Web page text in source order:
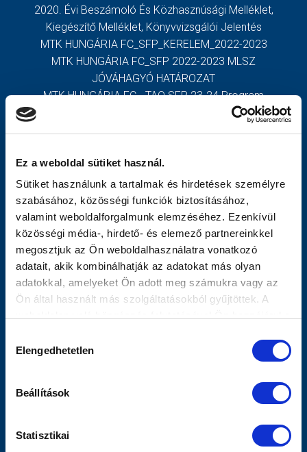
Ez a weboldal sütiket használ.
Sütiket használunk a tartalmak és hirdetések személyre
szabásához, közösségi funkciók biztosításához,
valamint weboldalforgalmunk elemzéséhez. Ezenkívül
közösségi média-, hirdető- és elemező partnereinkkel
megosztjuk az Ön weboldalhasználatra vonatkozó
adatait, akik kombinálhatják az adatokat más olyan
adatokkal, amelyeket Ön adott meg számukra vagy az
Ön által használt más szolgáltatásokból gyűjtöttek. A
kiválasztása
Elengedhetetlen
Beállítások
Statisztikai
NYITÓLAP
HÍREK
CSAPAT
MÉRKŐZÉSEK
GALÉRIA
SZURKOLÓI ÉLMÉNYEK
SAJTÓ
2020. Évi Beszámoló És Közhasznúsági Melléklet,
Kiegészítő Melléklet, Könyvvizsgálói Jelentés
MTK HUNGÁRIA FC_SFP_KERELEM_2022-2023
MTK HUNGÁRIA FC_SFP 2022-2023 MLSZ
JÓVÁHAGYÓ HATÁROZAT
MTK HUNGÁRIA FC - TAO SFP 23-24 Program
MTK HUNGÁRIA FC - TAO SFP 23-24 Határozat
TOVÁBBIAK
OLDALTÉRKÉP
Nyitólap
Hírek
Csapat
Mérkőzések
Jelentkezés
MTK Budapest
Vezetőség